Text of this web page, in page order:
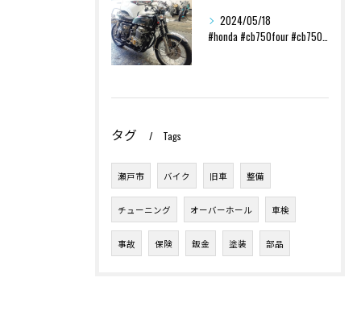
2024/05/18
#honda #cb750four #cb750k #レスト...
タグ Tags
瀬戸市 バイク 旧車 整備
チューニング オーバーホール 車検
事故 保険 鈑金 塗装 部品